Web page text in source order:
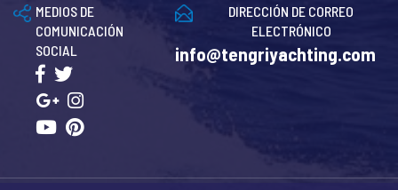
DIRECCIÓN DE CORREO
ELECTRÓNICO
info@tengriyachting.com
MEDIOS DE
COMUNICACIÓN
SOCIAL